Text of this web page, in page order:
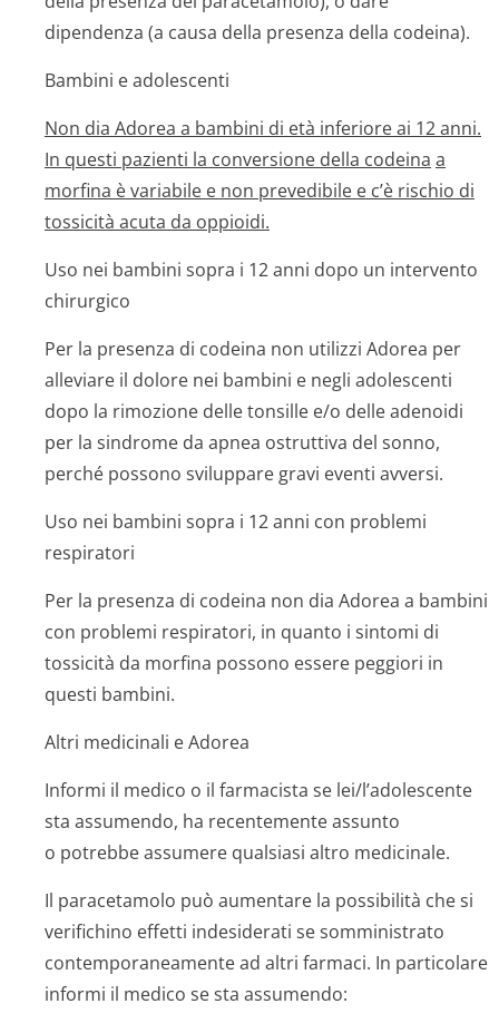
dipendenza (a causa della presenza della codeina).
Bambini e adolescenti
Non dia Adorea a bambini di età inferiore ai 12 anni.
In questi pazienti la conversione della codeina a
morfina è variabile e non prevedibile e c’è rischio di
tossicità acuta da oppioidi.
Uso nei bambini sopra i 12 anni dopo un intervento
chirurgico
Per la presenza di codeina non utilizzi Adorea per
alleviare il dolore nei bambini e negli adolescenti
dopo la rimozione delle tonsille e/o delle adenoidi
per la sindrome da apnea ostruttiva del sonno,
perché possono sviluppare gravi eventi avversi.
Uso nei bambini sopra i 12 anni con problemi
respiratori
Per la presenza di codeina non dia Adorea a bambini
con problemi respiratori, in quanto i sintomi di
tossicità da morfina possono essere peggiori in
questi bambini.
Altri medicinali e Adorea
Informi il medico o il farmacista se lei/l’adolescente
sta assumendo, ha recentemente assunto
o potrebbe assumere qualsiasi altro medicinale.
Il paracetamolo può aumentare la possibilità che si
verifichino effetti indesiderati se somministrato
contemporaneamente ad altri farmaci. In particolare
informi il medico se sta assumendo: